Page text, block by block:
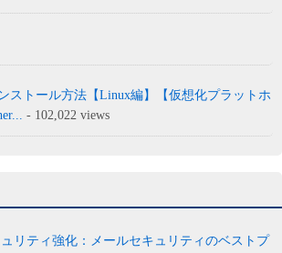
ストール方法【Linux編】【仮想化プラットホ
- 102,022 views
リティ強化：メールセキュリティのベストプ